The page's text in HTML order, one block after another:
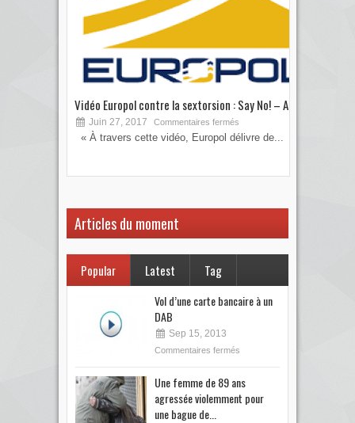
Vidéo Europol contre la sextorsion : Say No! – A...
Juin 27, 2017 Commentaires fermés
« À travers cette vidéo, Europol délivre de...
Articles du moment
Popular Latest Tag
Vol d’une carte bancaire à un
DAB
Sep 15, 2013
Commentaires fermés
Une femme de 89 ans
agressée violemment pour
une bague de...